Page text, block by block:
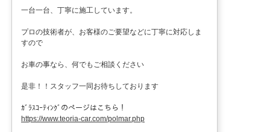
一台一台、丁寧に施工しています。
プロの技術者が、お客様のご要望などに丁寧に対応しま
すので
お車の事なら、何でもご相談ください
是非！！スタッフ一同お待ちしております
ｶﾞﾗｽｺｰﾃｨﾝｸﾞのページはこちら！
https://www.teoria-car.com/polmar.php